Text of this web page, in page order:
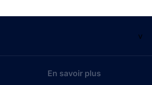
v
En savoir plus